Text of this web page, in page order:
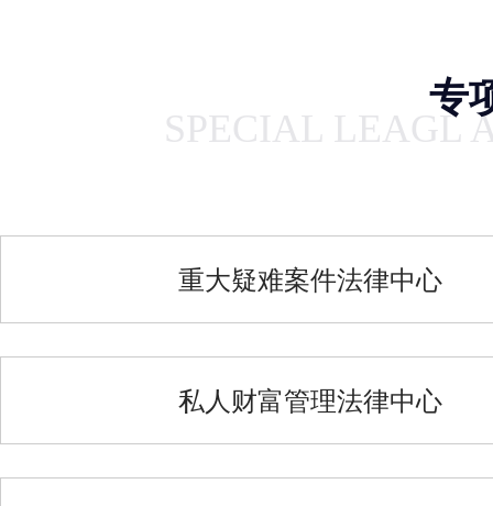
专
SPECIAL LEAGL
重大疑难案件法律中心
私人财富管理法律中心